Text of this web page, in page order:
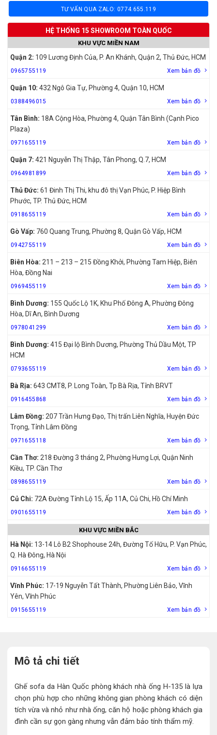
TƯ VẤN QUA ZALO: 0774.655.119
HỆ THỐNG 15 SHOWROOM TOÀN QUỐC
KHU VỰC MIỀN NAM
Quận 2: 109 Lương Định Của, P. An Khánh, Quận 2, Thủ Đức, HCM
0965755119 Xem bản đồ
Quận 10: 432 Ngô Gia Tự, Phường 4, Quận 10, HCM
0388496015 Xem bản đồ
Tân Bình: 18A Cộng Hòa, Phường 4, Quận Tân Bình (Cạnh Pico
Plaza)
0971655119 Xem bản đồ
Quận 7: 421 Nguyễn Thị Thập, Tân Phong, Q.7, HCM
0964981899 Xem bản đồ
Thủ Đức: 61 Đinh Thị Thi, khu đô thị Vạn Phúc, P. Hiệp Bình
Phước, TP. Thủ Đức, HCM
0918655119 Xem bản đồ
Gò Vấp: 760 Quang Trung, Phường 8, Quận Gò Vấp, HCM
0942755119 Xem bản đồ
Biên Hòa: 211 – 213 – 215 Đồng Khởi, Phường Tam Hiệp, Biên
Hòa, Đồng Nai
0969455119 Xem bản đồ
Bình Dương: 155 Quốc Lộ 1K, Khu Phố Đông A, Phường Đông
Hòa, Dĩ An, Bình Dương
0978041299 Xem bản đồ
Bình Dương: 415 Đại lộ Bình Dương, Phường Thủ Dầu Một, TP
HCM
0793655119 Xem bản đồ
Bà Rịa: 643 CMT8, P. Long Toàn, Tp Bà Rịa, Tỉnh BRVT
0916455868 Xem bản đồ
Lâm Đồng: 207 Trần Hưng Đạo, Thị trấn Liên Nghĩa, Huyện Đức
Trọng, Tỉnh Lâm Đồng
0971655118 Xem bản đồ
Cần Thơ: 218 Đường 3 tháng 2, Phường Hưng Lợi, Quận Ninh
Kiều, TP. Cần Thơ
0898655119 Xem bản đồ
Củ Chi: 72A Đường Tỉnh Lộ 15, Ấp 11A, Củ Chi, Hồ Chí Minh
0901655119 Xem bản đồ
KHU VỰC MIỀN BẮC
Hà Nội: 13-14 Lô B2 Shophouse 24h, Đường Tố Hữu, P. Vạn Phúc,
Q. Hà Đông, Hà Nội
0916655119 Xem bản đồ
Vĩnh Phúc: 17-19 Nguyễn Tất Thành, Phường Liên Bảo, Vĩnh
Yên, Vĩnh Phúc
0915655119 Xem bản đồ
Mô tả chi tiết
Ghế sofa da Hàn Quốc phòng khách nhà ống H-135 là lựa
chọn phù hợp cho những không gian phòng khách có diện
tích vừa và nhỏ như nhà ống, căn hộ hoặc phòng khách gia
đình cần sự gọn gàng nhưng vẫn đảm bảo tính thẩm mỹ.